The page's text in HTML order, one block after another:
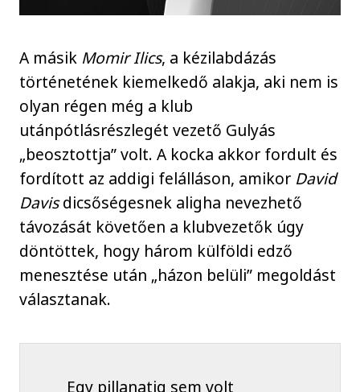
A másik Momir Ilics, a kézilabdázás
történetének kiemelkedő alakja, aki nem is
olyan régen még a klub
utánpótlásrészlegét vezető Gulyás
„beosztottja” volt. A kocka akkor fordult és
fordított az addigi felálláson, amikor David
Davisdicsőségesnek aligha nevezhető
távozását követően a klubvezetők úgy
döntöttek, hogy három külföldi edző
menesztése után „házon belüli” megoldást
választanak.
Egy pillanatig sem volt